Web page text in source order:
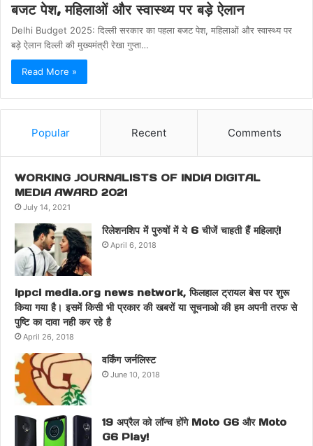
बजट पेश, महिलाओं और स्वास्थ्य पर बड़े ऐलान
Delhi Budget 2025: दिल्ली सरकार का पहला बजट पेश, महिलाओं और स्वास्थ्य पर
बड़े ऐलान दिल्ली की मुख्यमंत्री रेखा गुप्ता…
Read More »
Popular Recent Comments
WORKING JOURNALISTS OF INDIA DIGITAL
MEDIA AWARD 2021
July 14, 2021
रिलेशनशिप में पुरुषों में ये 6 चीजें चाहती हैं महिलाएं!
April 6, 2018
ippci media.org news network, फिलहाल ट्रायल बेस पर शुरू
किया गया है। इसमें किसी भी प्रकार की खबरों या सूचनाओ की हम अपनी तरफ से
पुष्टि का दावा नही कर रहे है
April 26, 2018
वर्किंग जर्नलिस्ट
June 10, 2018
19 अप्रैल को लॉन्च होंगे Moto G6 और Moto
G6 Play!